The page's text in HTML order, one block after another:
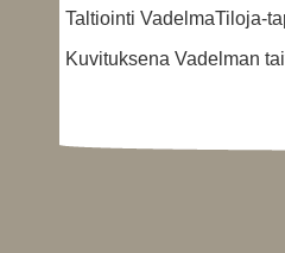
Taltiointi VadelmaTiloja-
Kuvituksena Vadelman